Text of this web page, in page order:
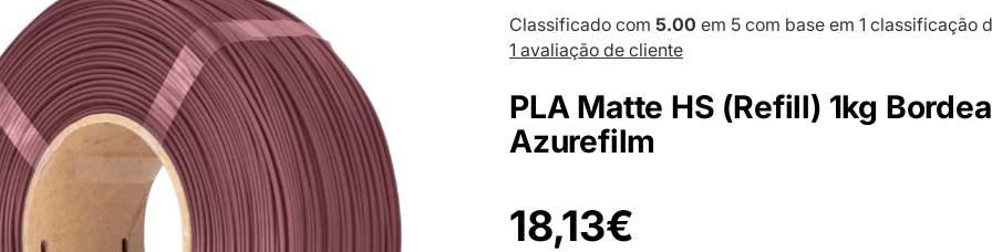
Classificado com 5.00 em 5 com base em 1 classificação
1 avaliação de cliente
PLA Matte HS (Refill) 1kg
Azurefilm
18,13€